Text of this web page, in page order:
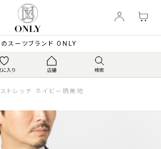
スーツブランド ONLY
トレッチ ネイビー柄無地